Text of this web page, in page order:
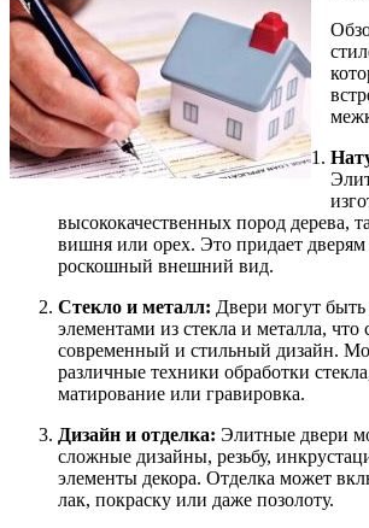
высококачественных пород дерева,
вишня или орех. Это придает
роскошный внешний вид.
Стекло и металл: Двери могут
элементами из стекла и металла, что
современный и стильный дизайн.
различные техники обработки
матирование или гравировка.
Дизайн и отделка: Элитные двери
сложные дизайны, резьбу,
элементы декора. Отделка может
лак, покраску или даже позолоту.